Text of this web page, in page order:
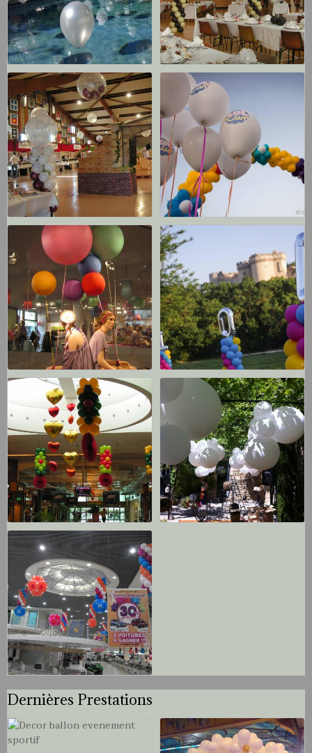
Dernières Prestations